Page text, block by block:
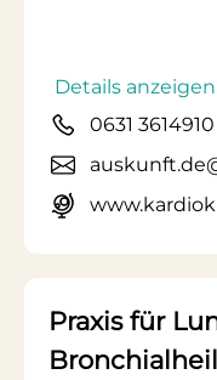
Details anzeigen
0631 3614910
Praxis für